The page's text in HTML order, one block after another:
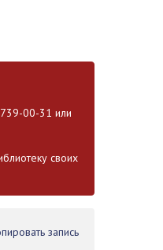
00-31 или
своих
запись